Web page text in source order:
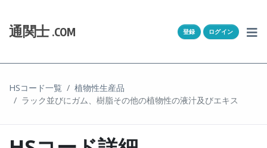
通関士 .COM 登録 ログイン
HSコード一覧
植物性生産品
ラック並びにガム、樹脂その他の植物性の液汁及びエキス
通関Ｑ＆Ａ
通関士NEWS